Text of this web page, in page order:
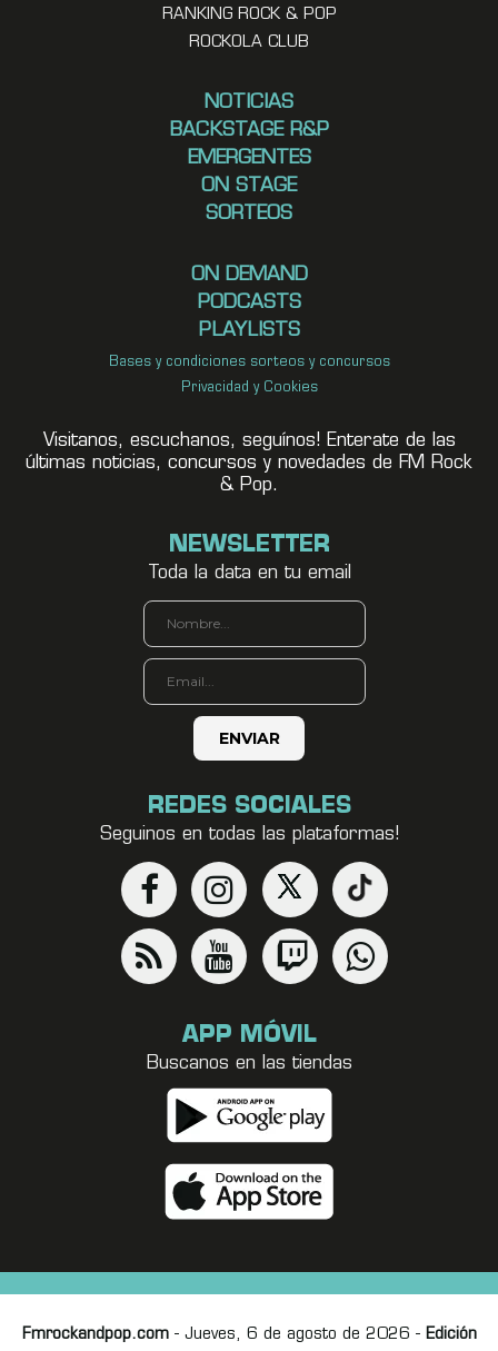
RANKING ROCK & POP
ROCKOLA CLUB
NOTICIAS
BACKSTAGE R&P
EMERGENTES
ON STAGE
SORTEOS
ON DEMAND
PODCASTS
PLAYLISTS
Bases y condiciones sorteos y concursos
Privacidad y Cookies
Visitanos, escuchanos, seguínos! Enterate de las
últimas noticias, concursos y novedades de FM Rock
& Pop.
NEWSLETTER
Toda la data en tu email
REDES SOCIALES
Seguinos en todas las plataformas!
APP MÓVIL
Buscanos en las tiendas
Fmrockandpop.com- Jueves, 6 de agosto de 2026 - Edición